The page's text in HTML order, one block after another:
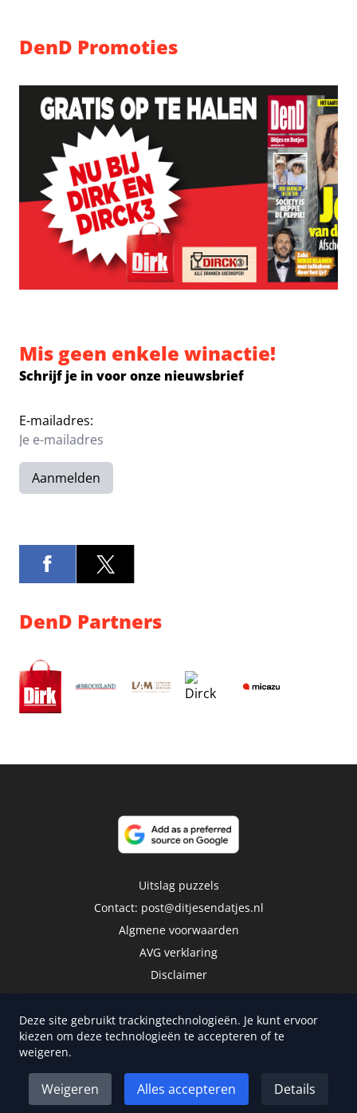
DenD Promoties
Mis geen enkele winactie!
Schrijf je in voor onze nieuwsbrief
E-mailadres:
Aanmelden
DenD Partners
Uitslag puzzels
Contact: post@ditjesendatjes.nl
Algmene voorwaarden
AVG verklaring
Disclaimer
Deze site gebruikt trackingtechnologieën. Je kunt ervoor
kiezen om deze technologieën te accepteren of te
weigeren.
Weigeren Alles accepteren Details